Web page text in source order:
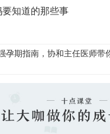
知道的那些事
孕期指南，协和主任医师带